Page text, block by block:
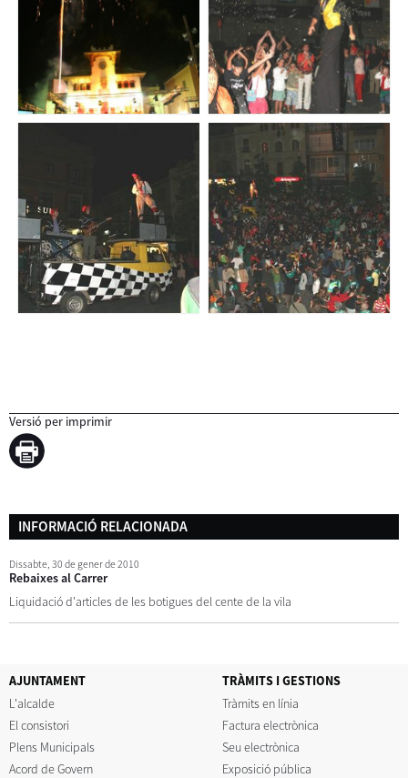
Versió per imprimir
INFORMACIÓ RELACIONADA
Dissabte, 30 de generde2010
Rebaixes al Carrer
Liquidació d'articles de les botigues del cente de la vila
AJUNTAMENT
L'alcalde
El consistori
Plens Municipals
Acord de Govern
TRÀMITS I GESTIONS
Tràmits en línia
Factura electrònica
Seu electrònica
Exposició pública